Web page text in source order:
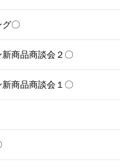
グ〇
商品商談会２〇
商品商談会１〇